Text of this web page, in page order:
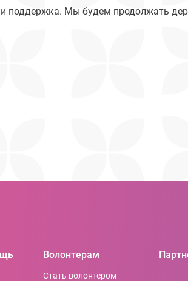
поддержка. Мы будем продолжать
Волонтерам
Стать волонтером